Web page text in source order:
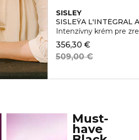
SISLEY
SISLEŸA L'INTÉGRAL
Intenzívny krém pre
356,30 €
509,00 €
Must-
have